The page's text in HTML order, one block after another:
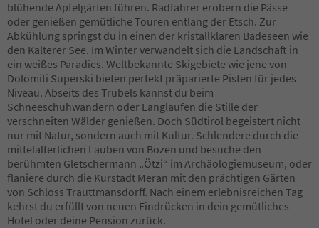
68
69
70
71
72
73
74
75
76
77
78
79
80
81
82
blühende Apfelgärten führen. Radfahrer erobern die Pässe
oder genießen gemütliche Touren entlang der Etsch. Zur
Abkühlung springst du in einen der kristallklaren Badeseen wie
den Kalterer See. Im Winter verwandelt sich die Landschaft in
ein weißes Paradies. Weltbekannte Skigebiete wie jene von
Dolomiti Superski bieten perfekt präparierte Pisten für jedes
Niveau. Abseits des Trubels kannst du beim
Schneeschuhwandern oder Langlaufen die Stille der
verschneiten Wälder genießen. Doch Südtirol begeistert nicht
nur mit Natur, sondern auch mit Kultur. Schlendere durch die
mittelalterlichen Lauben von Bozen und besuche den
berühmten Gletschermann „Ötzi“ im Archäologiemuseum, oder
flaniere durch die Kurstadt Meran mit den prächtigen Gärten
von Schloss Trauttmansdorff. Nach einem erlebnisreichen Tag
kehrst du erfüllt von neuen Eindrücken in dein gemütliches
Hotel oder deine Pension zurück.